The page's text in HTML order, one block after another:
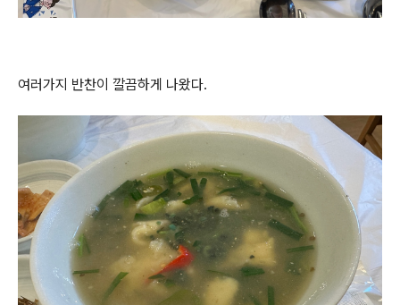
여러가지 반찬이 깔끔하게 나왔다.